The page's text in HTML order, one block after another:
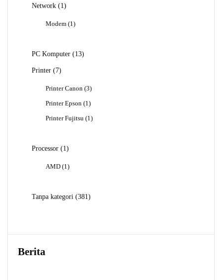
Network 11
Modem 11
PC Komputer 1313
Printer
77
Printer Canon 33
Printer Epson 11
Printer Fujitsu 11
Processor 11
AMD 11
Tanpa kategori 381381
Berita